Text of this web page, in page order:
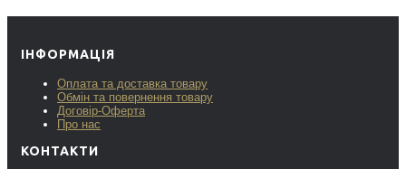
ІНФОРМАЦІЯ
Оплата та доставка товару
Обмін та повернення товару
Договір-Оферта
Про нас
КОНТАКТИ